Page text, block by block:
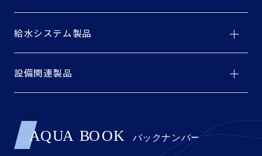
給水システム製品
設備関連製品